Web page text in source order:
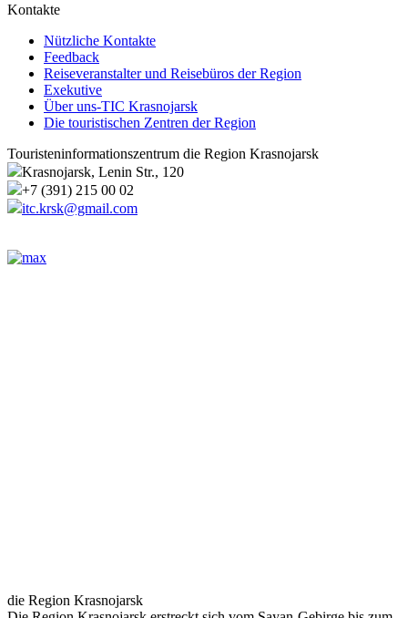
Kontakte
Nützliche Kontakte
Feedback
Reiseveranstalter und Reisebüros der Region
Exekutive
Über uns-TIC Krasnojarsk
Die touristischen Zentren der Region
Touristeninformationszentrum die Region Krasnojarsk
Krasnojarsk, Lenin Str., 120
+7 (391) 215 00 02
itc.krsk@gmail.com
die Region Krasnojarsk